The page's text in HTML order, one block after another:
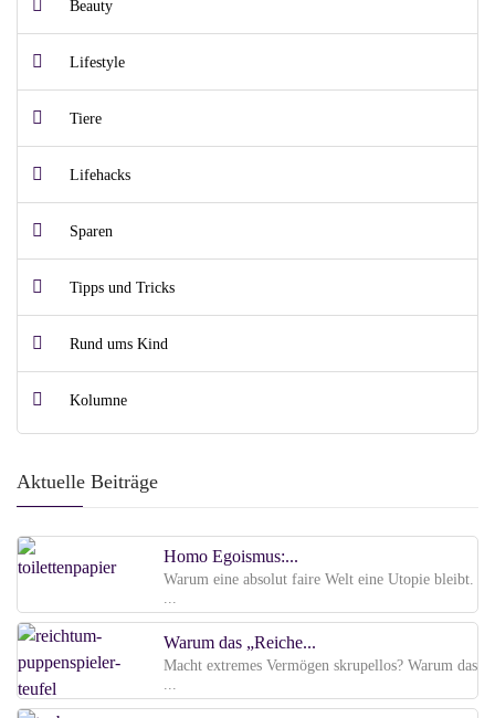
Beauty
Lifestyle
Tiere
Lifehacks
Sparen
Tipps und Tricks
Rund ums Kind
Kolumne
Aktuelle Beiträge
Homo Egoismus:...
Warum eine absolut faire Welt eine Utopie bleibt.
...
Warum das „Reiche...
Macht extremes Vermögen skrupellos? Warum das
...